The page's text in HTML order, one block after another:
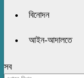
বিনোদন
আইন-আদালতে
সব